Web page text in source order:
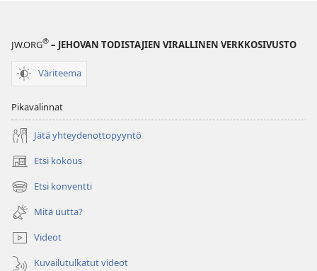
ikkunan)
JW.ORG® – JEHOVAN TODISTAJIEN VIRALLINEN VERKKOSIVUSTO
Väriteema
Pikavalinnat
Jätä yhteydenottopyyntö
Etsi kokous
(avaa
uuden
ikkunan)
Etsi konventti
(avaa
uuden
ikkunan)
Mitä uutta?
Videot
Kuvailutulkatut videot